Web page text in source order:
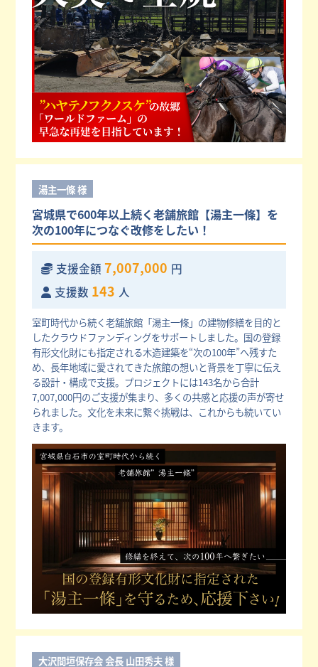
湯主一條 様
宮城県で600年以上続く老舗旅館【湯主一條】を
次の100年につなぐ改修をしたい！
支援金額 7,007,000 円
支援数 143 人
室町時代から続く老舗旅館「湯主一條」の建物修繕を目的と
したクラウドファンディングをサポートしました。国の登録
有形文化財にも指定される木造建築を“次の100年”へ残すた
め、長年地域に愛されてきた旅館の想いと背景を丁寧に伝え
る設計・構成で支援。プロジェクトには143名から合計
7,007,000円のご支援が集まり、多くの共感と応援の声が寄せ
られました。文化を未来に繋ぐ挑戦は、これからも続いてい
きます。
大沢間垣保存会 会長 山田秀夫 様